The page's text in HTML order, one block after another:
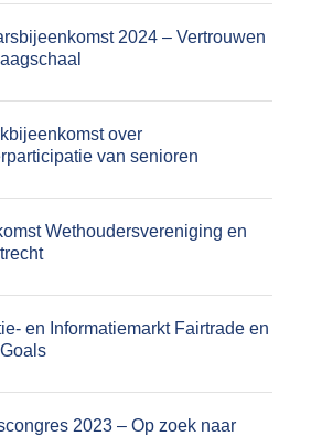
2024 – Vertrouwen
over
van senioren
Wethoudersvereniging en
en Informatiemarkt Fairtrade en
2023 – Op zoek naar